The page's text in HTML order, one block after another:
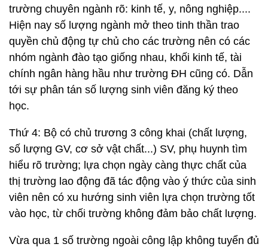
trường chuyên ngành rõ: kinh tế, y, nông nghiệp....
Hiện nay số lượng ngành mở theo tinh thần trao
quyền chủ động tự chủ cho các trường nên có các
nhóm ngành đào tạo giống nhau, khối kinh tế, tài
chính ngân hàng hầu như trường ĐH cũng có. Dẫn
tới sự phân tán số lượng sinh viên đăng ký theo
học.
Thứ 4: Bộ có chủ trương 3 công khai (chất lượng,
số lượng GV, cơ sở vật chất...) SV, phụ huynh tìm
hiểu rõ trường; lựa chọn ngày càng thực chất của
thị trường lao động đã tác động vào ý thức của sinh
viên nên có xu hướng sinh viên lựa chọn trường tốt
vào học, từ chối trường không đảm bảo chất lượng.
Vừa qua 1 số trường ngoài công lập không tuyển đủ